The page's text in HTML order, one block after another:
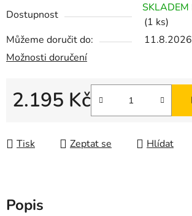
Dostupnost
SKLADEM
(1 ks)
Můžeme doručit do:
11.8.2026
Možnosti doručení
2.195 Kč
Tisk Zeptat se Hlídat
Popis